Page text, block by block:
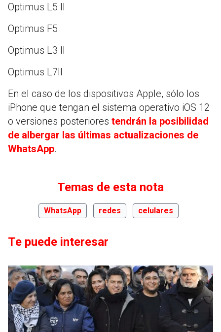
Optimus L5 II
Optimus F5
Optimus L3 II
Optimus L7II
En el caso de los dispositivos Apple, sólo los
iPhone que tengan el sistema operativo iOS 12
o versiones posteriores tendrán la posibilidad
de albergar las últimas actualizaciones de
WhatsApp.
Temas de esta nota
WhatsApp redes celulares
Te puede interesar